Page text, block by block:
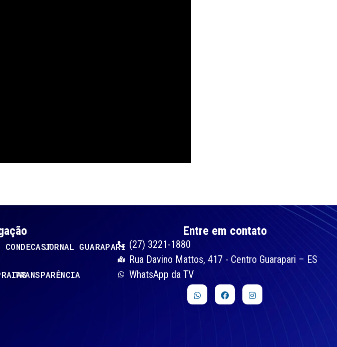
CONDECASTJORNAL GUARAPARI
TRANSPARÊNCIA
Entre em contato
(27) 3221-1880
Rua Davino Mattos, 417 - Centro Guarapari – ES
WhatsApp da TV